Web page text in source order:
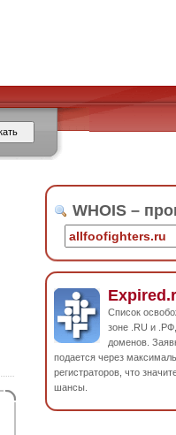
WHOIS –
Список
зоне .RU и
доменов.
подается через
регистраторов, что
шансы.